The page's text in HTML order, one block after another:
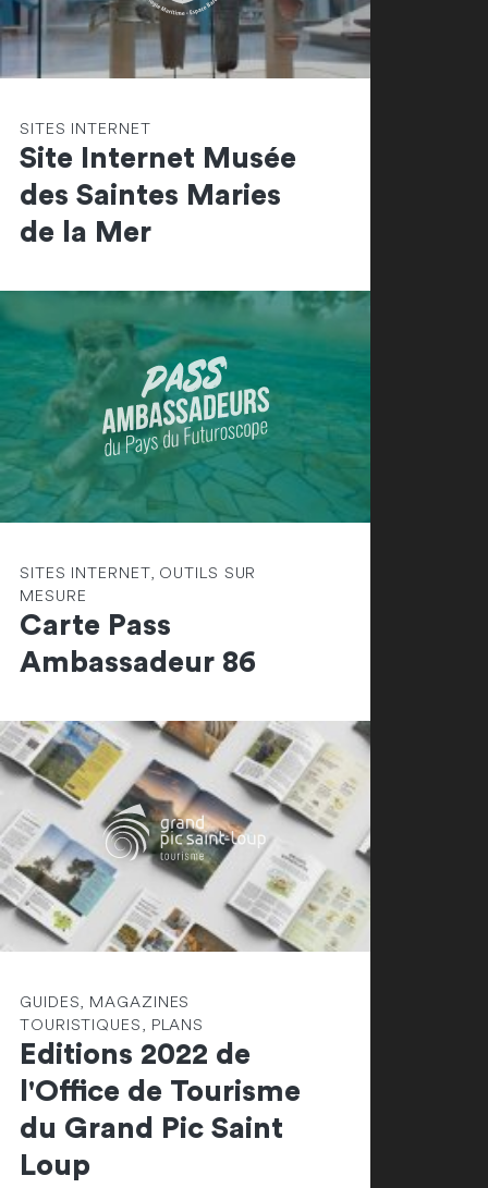
SITES INTERNET
Site Internet Musée
des Saintes Maries
de la Mer
SITES INTERNET, OUTILS SUR
MESURE
Carte Pass
Ambassadeur 86
GUIDES, MAGAZINES
TOURISTIQUES, PLANS
Editions 2022 de
l'Office de Tourisme
du Grand Pic Saint
Loup